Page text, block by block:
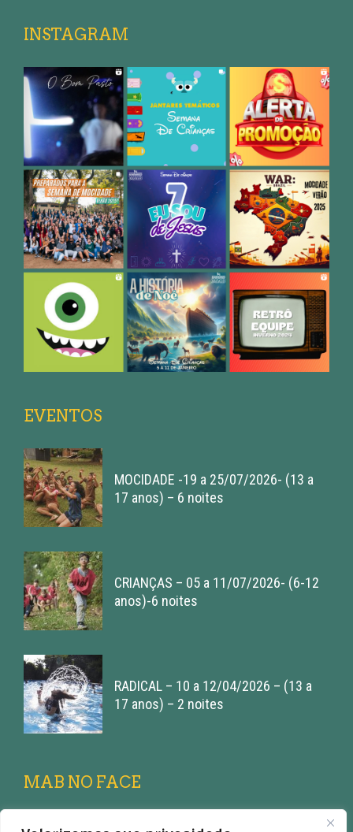
INSTAGRAM
EVENTOS
MOCIDADE -19 a 25/07/2026- (13 a
17 anos) – 6 noites
CRIANÇAS – 05 a 11/07/2026- (6-12
anos)-6 noites
RADICAL – 10 a 12/04/2026 – (13 a
17 anos) – 2 noites
MAB NO FACE